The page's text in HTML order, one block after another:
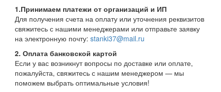
1.Принимаем платежи от организаций и ИП
Для получения счета на оплату или уточнения реквизитов
свяжитесь с нашими менеджерами или отправьте заявку
на электронную почту: stanki37@mail.ru
2. Оплата банковской картой
Если у вас возникнут вопросы по доставке или оплате,
пожалуйста, свяжитесь с нашим менеджером — мы
поможем выбрать оптимальные условия!